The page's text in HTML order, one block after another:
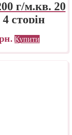
г/м.кв. 20
сторін
Купити